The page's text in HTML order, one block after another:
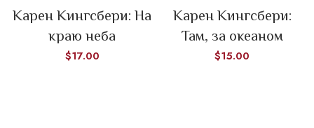
Карен Кингсбери: На
краю неба
$17.00
Карен Кингсбери:
Там, за океаном
$15.00